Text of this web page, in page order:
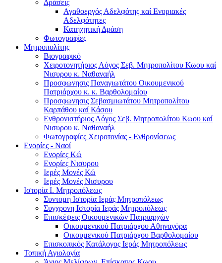
Δράσεις
Αγαθοεργός Αδελφότης καί Ενοριακές
Αδελφότητες
Κατηχητική Δράση
Φωτογραφίες
Μητροπολίτης
Βιογραφικό
Χειροτονητήριος Λόγος Σεβ. Μητροπολίτου Κωου καί
Νισυρου κ. Ναθαναήλ
Προσφωνησις Παναγιωτάτου Οικουμενικού
Πατριάρχου κ. κ. Βαρθολομαίου
Προσφωνησις Σεβασμιωτάτου Μητροπολίτου
Καρπάθου καί Κάσου
Ενθρονιστήριος Λόγος Σεβ. Μητροπολίτου Κωου καί
Νισυρου κ. Ναθαναήλ
Φωτογραφίες Χειροτονίας - Ενθρονίσεως
Ενορίες - Ναοί
Ενορίες Kώ
Ενορίες Νισυρου
Ιερές Μονές Κώ
Ιερές Μονές Νισυρου
Ιστορία Ι. Μητροπόλεως
Συντομη Ιστορία Ιεράς Μητροπόλεως
Συγχρονη Ιστορία Ιεράς Μητροπόλεως
Επισκέψεις Οικουμενικών Πατριαρχών
Οικουμενικού Πατριάρχου Αθηναγόρα
Οικουμενικού Πατριάρχου Βαρθολομαίου
Επισκοπικός Κατάλογος Ιεράς Μητροπόλεως
Τοπική Αγιολογία